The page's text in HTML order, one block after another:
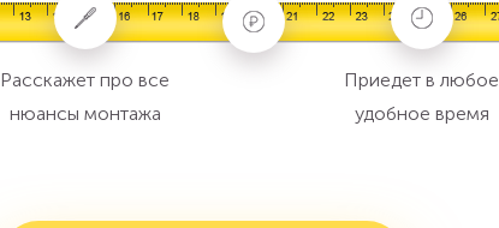
Расскажет про все
нюансы монтажа
Приедет в любое
удобное время